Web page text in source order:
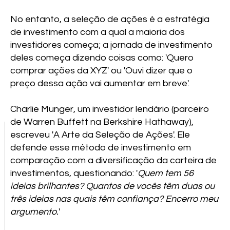
No entanto, a seleção de ações é a estratégia
de investimento com a qual a maioria dos
investidores começa; a jornada de investimento
deles começa dizendo coisas como: 'Quero
comprar ações da XYZ' ou 'Ouvi dizer que o
preço dessa ação vai aumentar em breve'.
Charlie Munger, um investidor lendário (parceiro
de Warren Buffett na Berkshire Hathaway),
escreveu 'A Arte da Seleção de Ações'. Ele
defende esse método de investimento em
comparação com a diversificação da carteira de
investimentos, questionando: 'Quem tem 56
ideias brilhantes? Quantos de vocês têm duas ou
três ideias nas quais têm confiança? Encerro meu
argumento.'